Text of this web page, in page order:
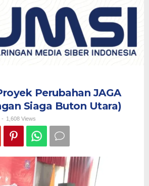
BUTUR(Jaringan
Siaga
Buton
Perubahan JAGA
Siaga Buton Utara)
- 1,608 Views